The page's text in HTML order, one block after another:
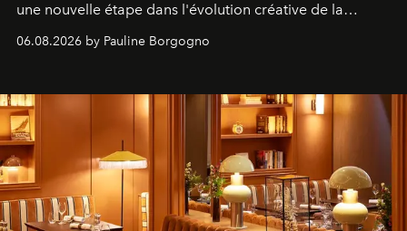
une nouvelle étape dans l'évolution créative de la
06.08.2026 by Pauline Borgogno